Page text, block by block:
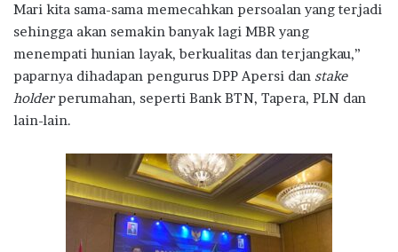
Mari kita sama-sama memecahkan persoalan yang terjadi
sehingga akan semakin banyak lagi MBR yang
menempati hunian layak, berkualitas dan terjangkau,”
paparnya dihadapan pengurus DPP Apersi dan stake
holderperumahan, seperti Bank BTN, Tapera, PLN dan
lain-lain.